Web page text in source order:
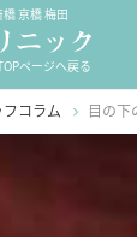
京橋 梅田
ページへ戻る
コラム 目の